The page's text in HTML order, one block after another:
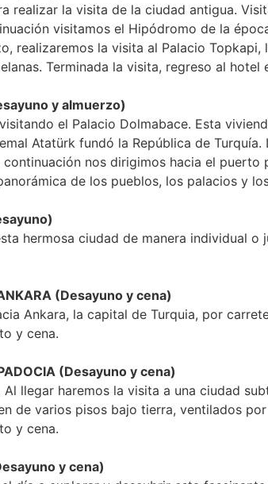
realizar la visita de la ciudad antigua.
visitamos el Hipódromo de la
realizaremos la visita al Palacio
Terminada la visita, regreso al hotel
y almuerzo)
el Palacio Dolmabace. Esta
Atatürk fundó la República de
nos dirigimos hacia el
de los pueblos, los palacios y
hermosa ciudad de manera individual
(Desayuno y cena)
Ankara, la capital de Turquia, por
y cena.
(Desayuno y cena)
llegar haremos la visita a una ciudad
de varios pisos bajo tierra, ventilados
y cena.
y cena)